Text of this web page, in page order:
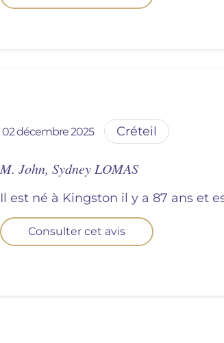
02 décembre 2025 créteil
M. John, Sydney LOMAS
Il est né à Kingston il y a 87 ans et
Consulter cet avis